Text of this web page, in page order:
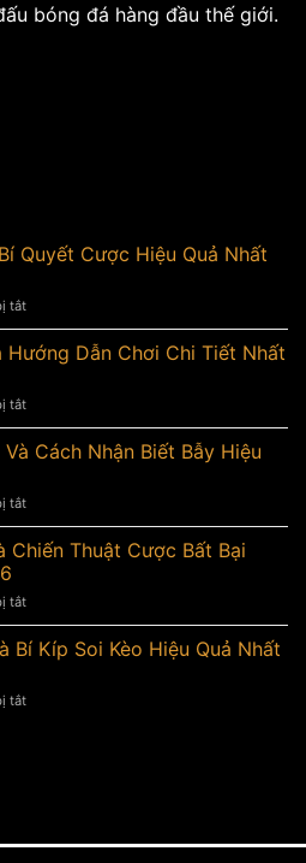
bóng đá hàng đầu thế giới.
Quyết Cược Hiệu Quả Nhất
tắt
Kèo
Châu
Quyết
Cược
Năm
2026
Hướng Dẫn Chơi Chi Tiết Nhất
tắt
Kèo
Châu
Dẫn
Chơi
Năm
2026
Cách Nhận Biết Bẫy Hiệu
tắt
Kèo
Dụ
Cách
Nhận
Chiến Thuật Cược Bất Bại
tắt
Kèo
Thẻ
2026
Bí Kíp Soi Kèo Hiệu Quả Nhất
tắt
Soi